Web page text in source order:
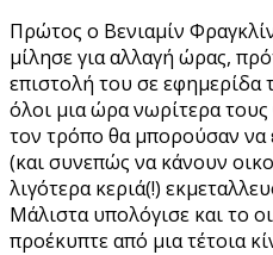
Πρώτος ο Βενιαμίν
μίλησε για αλλαγή ώρας,
επιστολή του σε εφημερίδα
όλοι μια ώρα νωρίτερα
τον τρόπο θα μπορούσαν να
(και συνεπώς να κάνουν
λιγότερα κεριά(!)
Μάλιστα υπολόγισε και το
προέκυπτε από μια τέτοια